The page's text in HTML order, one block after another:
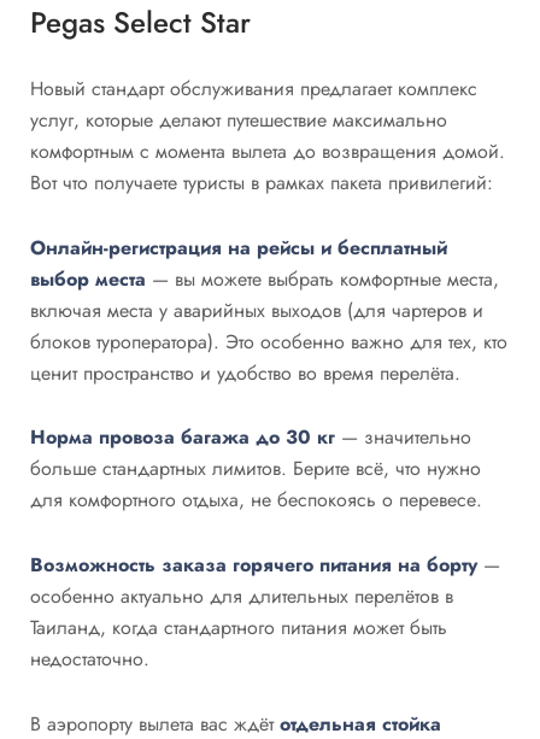
Pegas Select Star
Новый стандарт обслуживания предлагает комплекс
услуг, которые делают путешествие максимально
комфортным с момента вылета до возвращения домой.
Вот что получаете туристы в рамках пакета привилегий:
Онлайн-регистрация на рейсы и бесплатный
выбор места — вы можете выбрать комфортные места,
включая места у аварийных выходов (для чартеров и
блоков туроператора). Это особенно важно для тех, кто
ценит пространство и удобство во время перелёта.
Норма провоза багажа до 30 кг — значительно
больше стандартных лимитов. Берите всё, что нужно
для комфортного отдыха, не беспокоясь о перевесе.
Возможность заказа горячего питания на борту—
особенно актуально для длительных перелётов в
Таиланд, когда стандартного питания может быть
недостаточно.
В аэропорту вылета вас ждётотдельная стойка